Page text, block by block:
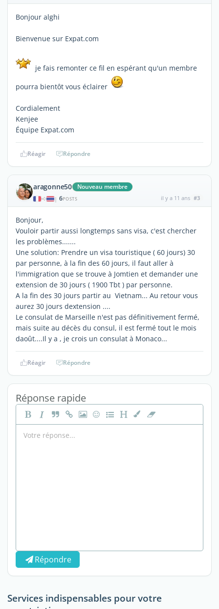
Bonjour alghi
Bienvenue sur Expat.com
je fais remonter ce fil en espérant qu'un membre
pourra bientôt vous éclairer
Cordialement
Kenjee
Équipe Expat.com
Réagir Répondre
aragonne50 Nouveau membre
| 6POSTS il y a 11 ans #3
Bonjour,
Vouloir partir aussi longtemps sans visa, c'est chercher
les problèmes.......
Une solution: Prendre un visa touristique ( 60 jours) 30
par personne, à la fin des 60 jours, il faut aller à
l'immigration que se trouve à Jomtien et demander une
extension de 30 jours ( 1900 Tbt ) par personne.
A la fin des 30 jours partir au Vietnam... Au retour vous
aurez 30 jours dextension ....
Le consulat de Marseille n'est pas définitivement fermé,
mais suite au décès du consul, il est fermé tout le mois
daoût....Il y a , je crois un consulat à Monaco...
Réagir Répondre
Réponse rapide
Répondre
Services indispensables pour votre